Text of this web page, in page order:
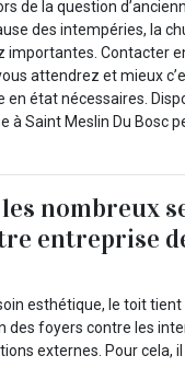
de la question
des intempéries, la
Contacter
attendrez et mieux
état nécessaires.
à Saint Meslin Du Bosc
nombreux
entreprise
esthétique, le toit
des foyers contre les
externes. Pour cela, il